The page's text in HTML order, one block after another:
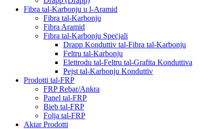
Fibra tal-Karbonju u l-Aramid
Fibra tal-Karbonju
Fibra Aramid
Fibra tal-Karbonju Speċjali
Drapp Konduttiv tal-Fibra tal-Karbonju
Feltru tal-Karbonju
Elettrodu tal-Feltru tal-Grafita Konduttiva
Pejst tal-Karbonju Konduttiv
Prodotti tal-FRP
FRP Rebar/Ankra
Panel tal-FRP
Bieb tal-FRP
Folja tal-FRP
Aktar Prodotti